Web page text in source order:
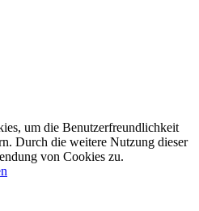
um die Benutzerfreundlichkeit
Durch die weitere Nutzung dieser
von Cookies zu.